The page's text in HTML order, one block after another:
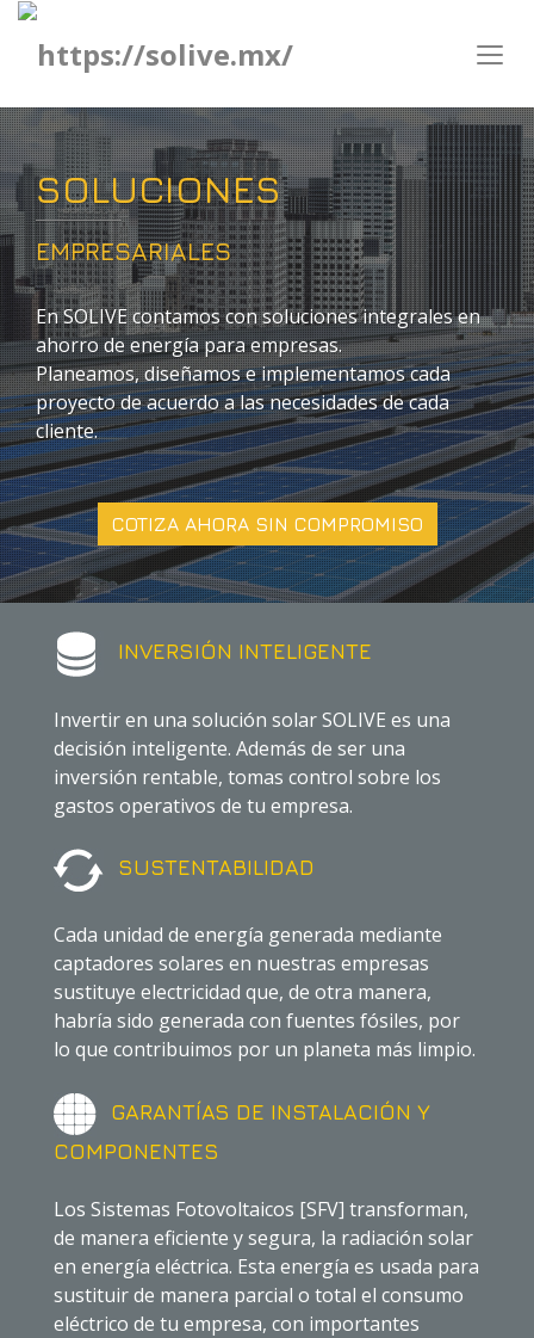
SOLUCIONES
EMPRESARIALES
En SOLIVE contamos con soluciones integrales en
ahorro de energía para empresas.
Planeamos, diseñamos e implementamos cada
proyecto de acuerdo a las necesidades de cada
cliente.
COTIZA AHORA SIN COMPROMISO
INVERSIÓN INTELIGENTE
Invertir en una solución solar SOLIVE es una
decisión inteligente. Además de ser una
inversión rentable, tomas control sobre los
gastos operativos de tu empresa.
SUSTENTABILIDAD
Cada unidad de energía generada mediante
captadores solares en nuestras empresas
sustituye electricidad que, de otra manera,
habría sido generada con fuentes fósiles, por
lo que contribuimos por un planeta más limpio.
GARANTÍAS DE INSTALACIÓN Y
COMPONENTES
Los Sistemas Fotovoltaicos [SFV] transforman,
de manera eficiente y segura, la radiación solar
en energía eléctrica. Esta energía es usada para
sustituir de manera parcial o total el consumo
eléctrico de tu empresa, con importantes